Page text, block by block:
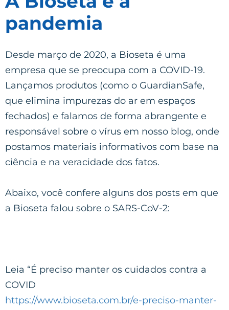
pandemia
Desde março de 2020, a Bioseta é uma
empresa que se preocupa com a COVID-19.
Lançamos produtos (como o GuardianSafe,
que elimina impurezas do ar em espaços
fechados) e falamos de forma abrangente e
responsável sobre o vírus em nosso blog, onde
postamos materiais informativos com base na
ciência e na veracidade dos fatos.
Abaixo, você confere alguns dos posts em que
a Bioseta falou sobre o SARS-CoV-2:
Leia “É preciso manter os cuidados contra a
COVID
https://www.bioseta.com.br/e-preciso-manter-